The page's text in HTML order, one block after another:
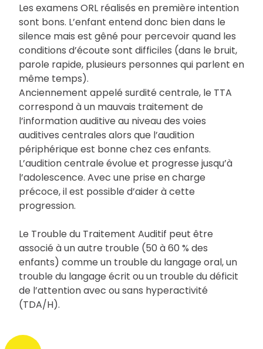
Les examens ORL réalisés en première intention
sont bons. L’enfant entend donc bien dans le
silence mais est gêné pour percevoir quand les
conditions d’écoute sont difficiles (dans le bruit,
parole rapide, plusieurs personnes qui parlent en
même temps).
Anciennement appelé surdité centrale, le TTA
correspond à un mauvais traitement de
l’information auditive au niveau des voies
auditives centrales alors que l’audition
périphérique est bonne chez ces enfants.
L’audition centrale évolue et progresse jusqu’à
l’adolescence. Avec une prise en charge
précoce, il est possible d’aider à cette
progression.
Le Trouble du Traitement Auditif peut être
associé à un autre trouble (50 à 60 % des
enfants) comme un trouble du langage oral, un
trouble du langage écrit ou un trouble du déficit
de l’attention avec ou sans hyperactivité
(TDA/H).